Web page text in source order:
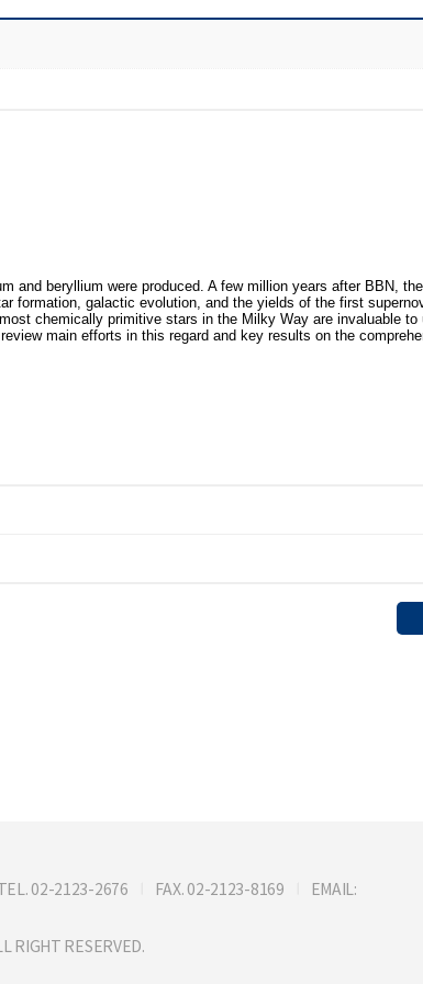
and beryllium were produced. A few million years after BBN,
formation, galactic evolution, and the yields of the first
chemically primitive stars in the Milky Way are invaluable to
main efforts in this regard and key results on the
TEL. 02-2123-2676 FAX. 02-2123-8169
EMAIL:
RIGHT RESERVED.